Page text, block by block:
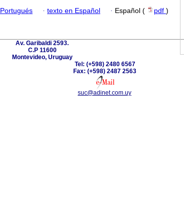
Portugués · texto en Español · Español ( pdf )
Av. Garibaldi 2593.
C.P 11600
Montevideo, Uruguay
Tel: (+598) 2480 6567
Fax: (+598) 2487 2563
suc@adinet.com.uy